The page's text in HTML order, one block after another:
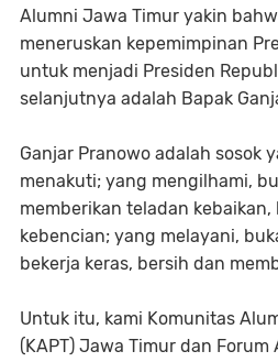
Alumni Jawa Timur yakin
meneruskan kepemimpinan
untuk menjadi Presiden
selanjutnya adalah Bapak
Ganjar Pranowo adalah sosok
menakuti; yang mengilhami,
memberikan teladan
kebencian; yang melayani,
bekerja keras, bersih dan
Untuk itu, kami Komunitas
(KAPT) Jawa Timur dan